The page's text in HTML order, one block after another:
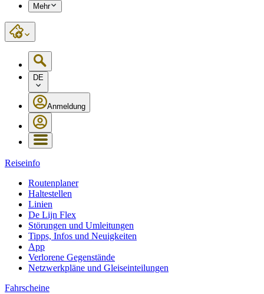
Mehr
DE
Anmeldung
Reiseinfo
Routenplaner
Haltestellen
Linien
De Lijn Flex
Störungen und Umleitungen
Tipps, Infos und Neuigkeiten
App
Verlorene Gegenstände
Netzwerkpläne und Gleiseinteilungen
Fahrscheine